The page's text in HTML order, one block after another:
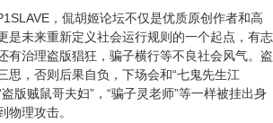
，侃胡姬论坛不仅是优质原创作者和高
是未来重新定义社会运行规则的一个起点，有志
有治理盗版猖狂，骗子横行等不良社会风气。盗
思，否则后果自负，下场会和“七鬼先生江
盗版贼鼠哥夫妇”，“骗子灵老师”等一样被挂出身
物理攻击。